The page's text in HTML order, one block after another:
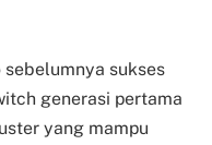
sukses
generasi pertama
yang mampu